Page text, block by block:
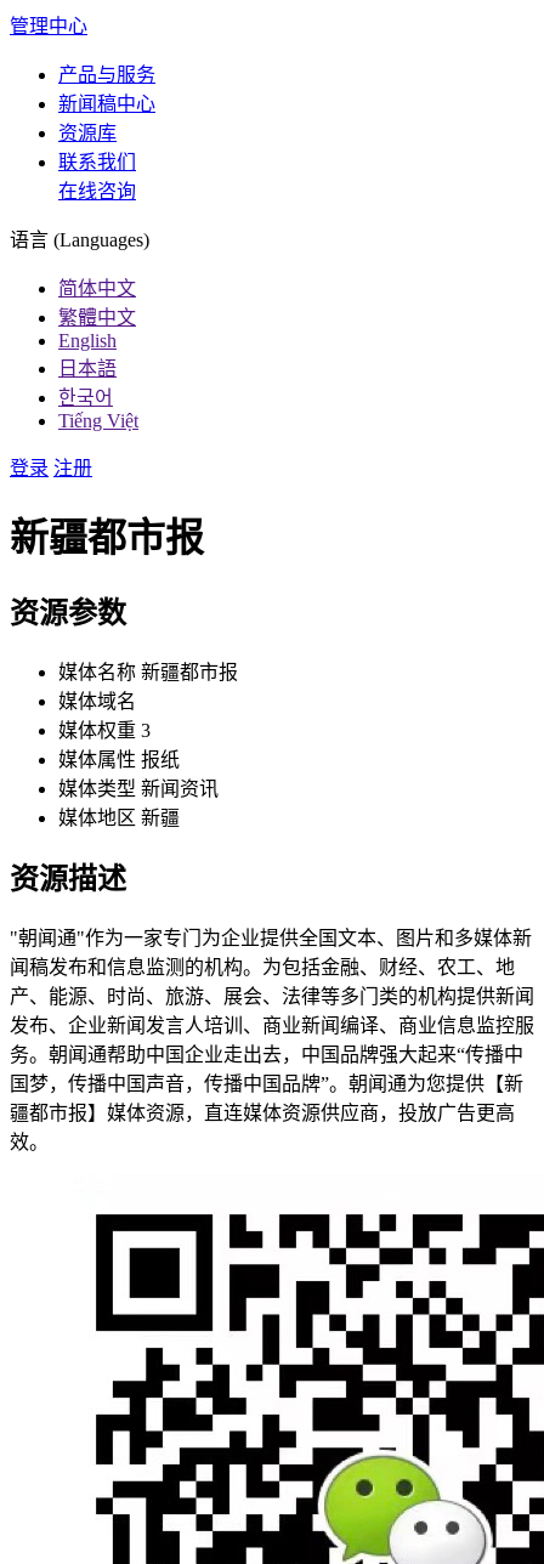
管理中心
产品与服务
新闻稿中心
资源库
联系我们
在线咨询
语言 (Languages)
简体中文
繁體中文
English
日本語
한국어
Tiếng Việt
登录 注册
新疆都市报
资源参数
媒体名称 新疆都市报
媒体域名
媒体权重 3
媒体属性 报纸
媒体类型 新闻资讯
媒体地区 新疆
资源描述
"朝闻通"作为一家专门为企业提供全国文本、图片和多媒体新
闻稿发布和信息监测的机构。为包括金融、财经、农工、地
产、能源、时尚、旅游、展会、法律等多门类的机构提供新闻
发布、企业新闻发言人培训、商业新闻编译、商业信息监控服
务。朝闻通帮助中国企业走出去，中国品牌强大起来“传播中
国梦，传播中国声音，传播中国品牌”。朝闻通为您提供【新
疆都市报】媒体资源，直连媒体资源供应商，投放广告更高
效。